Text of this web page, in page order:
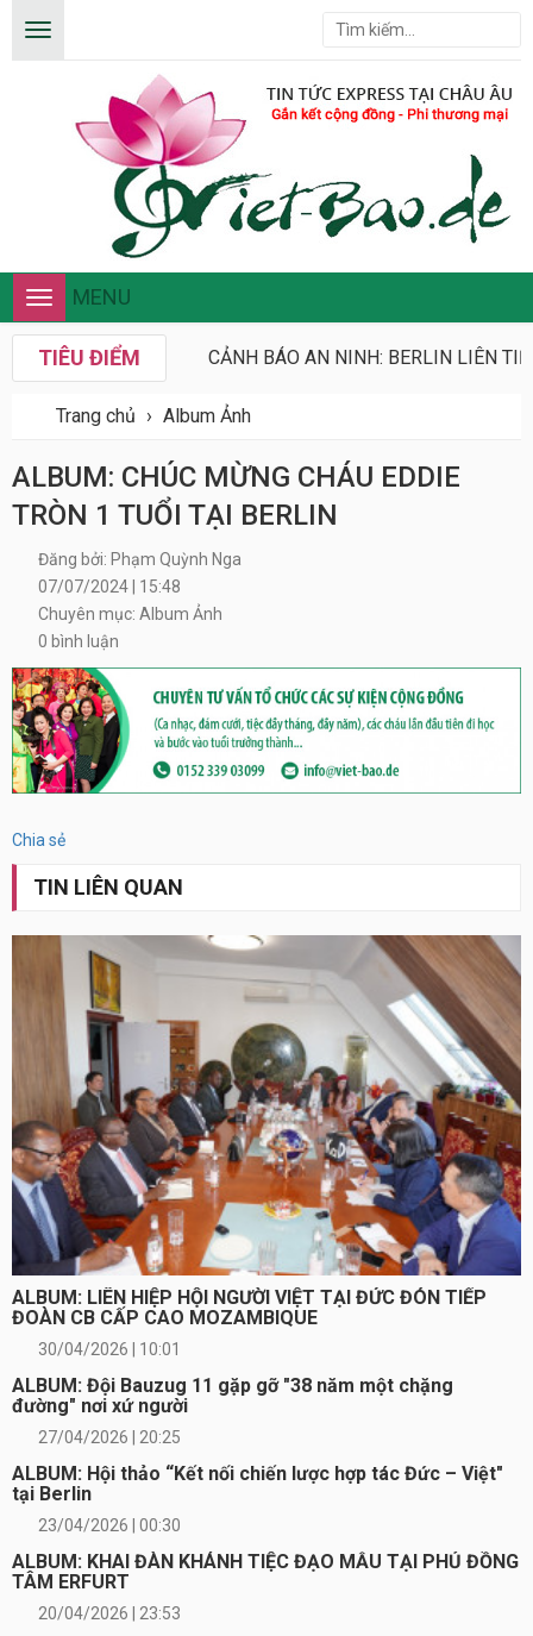
Toggle
navigation
MENU
TIÊU ĐIỂM CẢNH BÁO AN NINH: BERLIN LIÊN
Trang chủ › Album Ảnh
ALBUM: CHÚC MỪNG CHÁU EDDIE
TRÒN 1 TUỔI TẠI BERLIN
Đăng bởi: Phạm Quỳnh Nga
07/07/2024 | 15:48
Chuyên mục: Album Ảnh
0 bình luận
tất
cả
Chia sẻ
TIN LIÊN QUAN
ALBUM: LIÊN HIỆP HỘI NGƯỜI VIỆT TẠI ĐỨC ĐÓN TIẾP
ĐOÀN CB CẤP CAO MOZAMBIQUE
30/04/2026 | 10:01
ALBUM: Đội Bauzug 11 gặp gỡ "38 năm một chặng
đường" nơi xứ người
27/04/2026 | 20:25
ALBUM: Hội thảo “Kết nối chiến lược hợp tác Đức – Việt"
tại Berlin
23/04/2026 | 00:30
ALBUM: KHAI ĐÀN KHÁNH TIỆC ĐẠO MẪU TẠI PHỦ ĐỒNG
TÂM ERFURT
20/04/2026 | 23:53